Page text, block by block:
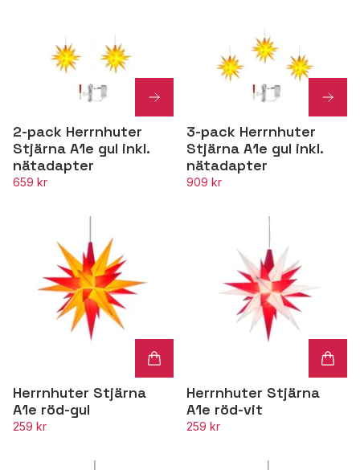
2-pack Herrnhuter
Stjärna A1e gul inkl.
nätadapter
659 kr
3-pack Herrnhuter
Stjärna A1e gul inkl.
nätadapter
909 kr
Herrnhuter Stjärna
A1e röd-gul
259 kr
Herrnhuter Stjärna
A1e röd-vit
259 kr